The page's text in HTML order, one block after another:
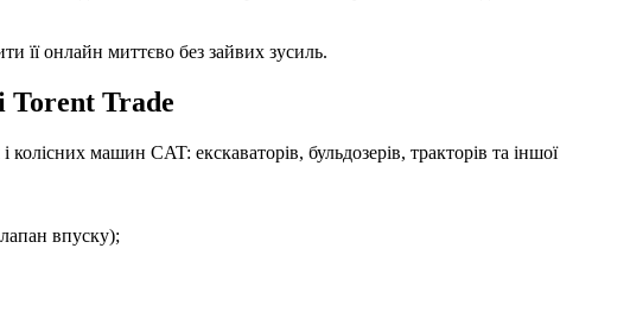
її онлайн миттєво без зайвих зусиль.
Torent Trade
машин CAT: екскаваторів, бульдозерів, тракторів та іншої
впуску);